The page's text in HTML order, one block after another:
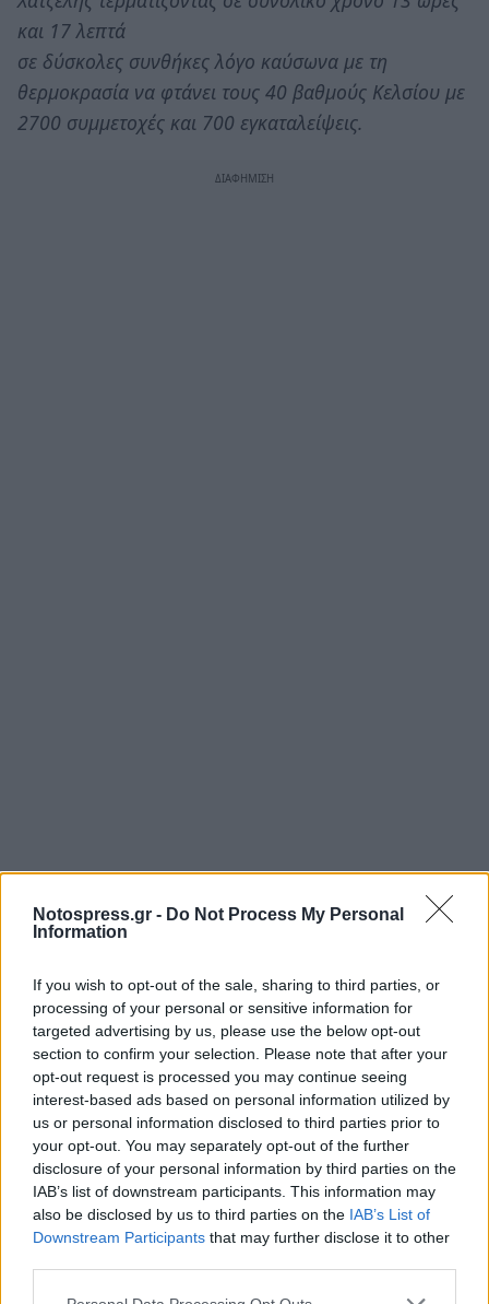
Notospress.gr - Do Not Process My Personal
Information
If you wish to opt-out of the sale, sharing to third parties, or
processing of your personal or sensitive information for
targeted advertising by us, please use the below opt-out
section to confirm your selection. Please note that after your
opt-out request is processed you may continue seeing
interest-based ads based on personal information utilized by
us or personal information disclosed to third parties prior to
your opt-out. You may separately opt-out of the further
disclosure of your personal information by third parties on the
IAB’s list of downstream participants. This information may
also be disclosed by us to third parties on the IAB’s List of
Downstream Participants that may further disclose it to other
και 17 λεπτά
σε δύσκολες συνθήκες λόγο καύσωνα με τη
θερμοκρασία να φτάνει τους 40 βαθμούς Κελσίου με
2700 συμμετοχές και 700 εγκαταλείψεις.
Συγχαρητήρια Κωνσταντίνε για τον δύσκολο και
σύλλογο μας και την πόλη μας με την συμμετοχή και
τον τερματισμό σου !!!»
Δείτε παρακάτω την ανάρτηση του
Κωνσταντίνου Χατζέλη στα social media, στην
οποία ευχαριστεί όλους όσους τον στηρίζουν
στην προσπάθειά του αυτή.